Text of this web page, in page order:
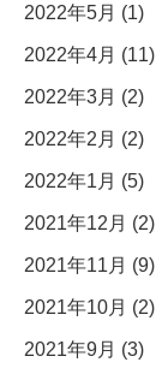
2022年5月 (1)
2022年4月 (11)
2022年3月 (2)
2022年2月 (2)
2022年1月 (5)
2021年12月 (2)
2021年11月 (9)
2021年10月 (2)
2021年9月 (3)